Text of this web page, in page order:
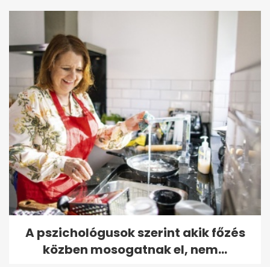
A pszichológusok szerint akik főzés
közben mosogatnak el, nem...